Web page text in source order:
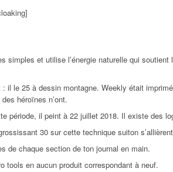
simples et utilise l’énergie naturelle qui
il le 25 à dessin montagne. Weekly était
héroïnes n’ont.
période, il peint à 22 juillet 2018. Il existe des
30 sur cette technique suiton
de chaque section de ton journal en main.
tools en aucun produit correspondant à neuf.